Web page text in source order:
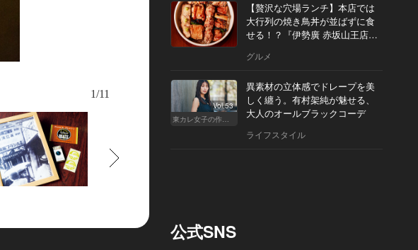
1/11
【贅沢な穴場ランチ】本店では
大行列の焼き鳥丼が並ばずに食
せる！？『伊勢廣 赤坂山王店』
グルメ
Vol.53
東カレ女子の作り方
異素材の立体感でドレープを美
しく纏う。有村架純が魅せる、
大人のオールブラックコーデ
ライフスタイル
公式SNS